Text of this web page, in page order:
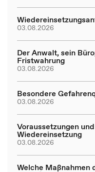
03.08.2026
Der Anwalt, sein
Fristwahrung
03.08.2026
Besondere
03.08.2026
Voraussetzungen
Wiedereinsetzung
03.08.2026
Welche Maßnahmen